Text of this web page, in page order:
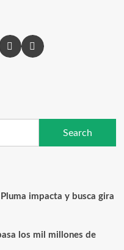
impacta y busca gira
los mil millones de